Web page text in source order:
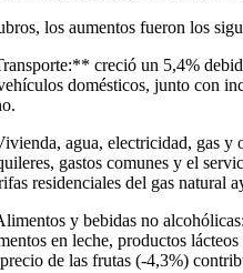
los aumentos fueron los
creció un 5,4%
domésticos, junto con
agua, electricidad, gas y
gastos comunes y el
residenciales del gas natural
y bebidas no
en leche, productos
de las frutas (-4,3%)